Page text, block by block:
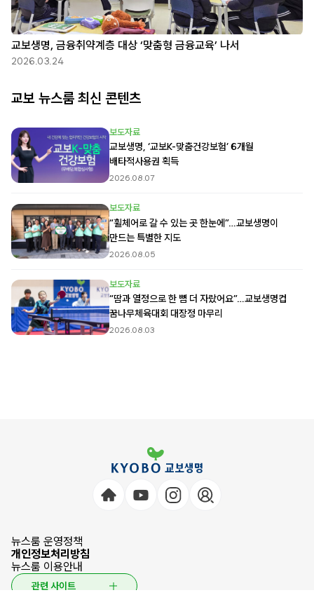
교보생명, 금융취약계층 대상 ‘맞춤형 금융교육’ 나서
2026.03.24
교보 뉴스룸 최신 콘텐츠
보도자료
교보생명, ‘교보K-맞춤건강보험’ 6개월
배타적사용권 획득
2026.08.07
보도자료
“휠체어로 갈 수 있는 곳 한눈에”…교보생명이
만드는 특별한 지도
2026.08.05
보도자료
“땀과 열정으로 한 뼘 더 자랐어요”…교보생명컵
꿈나무체육대회 대장정 마무리
2026.08.03
뉴스룸 운영정책
개인정보처리방침
뉴스룸 이용안내
관련 사이트